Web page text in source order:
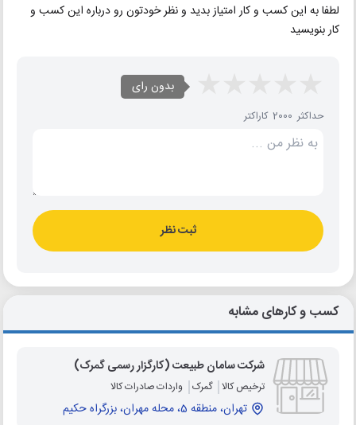
لطفا به این کسب و کار امتیاز بدید و نظر خودتون رو درباره این کسب و
کار بنویسید
بدون رای
حداکثر 2000 کاراکتر
ثبت نظر
کسب و کارهای مشابه
شرکت سامان طبیعت (کارگزار رسمی گمرک)
ترخیص کالا گمرک واردات صادرات کالا
تهران، منطقه 5، محله مهران، بزرگراه حکیم